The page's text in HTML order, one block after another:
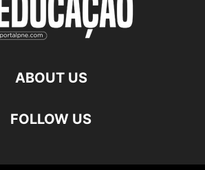
ABOUT US
FOLLOW US